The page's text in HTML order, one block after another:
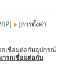
IP]
[การตั้งค่า
ถเชื่อมต่อกับอุปกรณ์
ารถเชื่อมต่อกับ